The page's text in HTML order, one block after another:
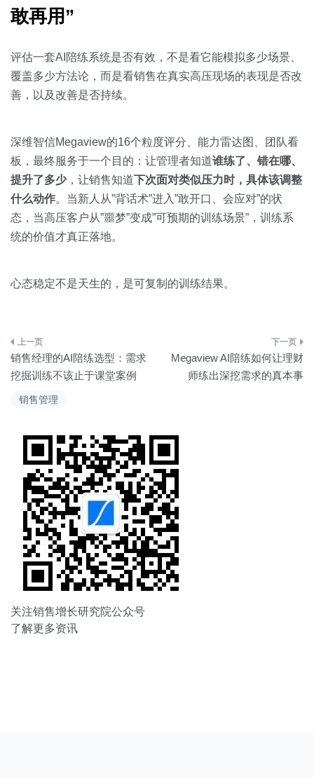
销售管理
敢再用”
评估一套AI陪练系统是否有效，不是看它能模拟多少场景、
覆盖多少方法论，而是看销售在真实高压现场的表现是否改
善，以及改善是否持续。
深维智信Megaview的16个粒度评分、能力雷达图、团队看
板，最终服务于一个目的：让管理者知道谁练了、错在哪、
提升了多少，让销售知道下次面对类似压力时，具体该调整
什么动作。当新人从”背话术”进入”敢开口、会应对”的状
态，当高压客户从”噩梦”变成”可预期的训练场景”，训练系
统的价值才真正落地。
心态稳定不是天生的，是可复制的训练结果。
文
章
导
航
销售经理的AI陪练选型：需求
挖掘训练不该止于课堂案例
Megaview AI陪练如何让理财
师练出深挖需求的真本事
关注销售增长研究院公众号
了解更多资讯